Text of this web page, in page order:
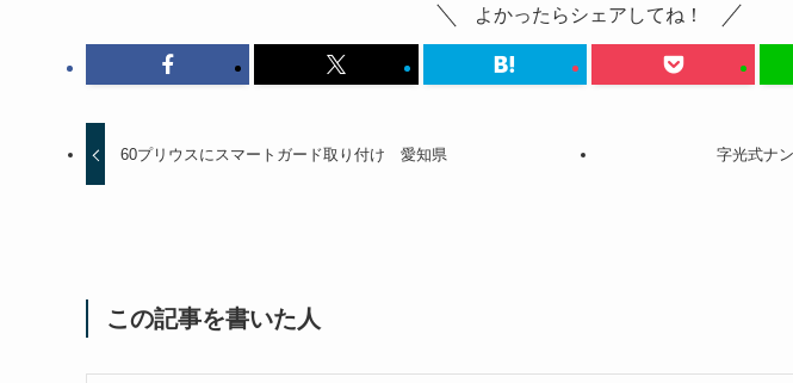
よかったらシェアしてね！
60プリウスにスマートガード取り付け 愛知県 字光式ナ
この記事を書いた人